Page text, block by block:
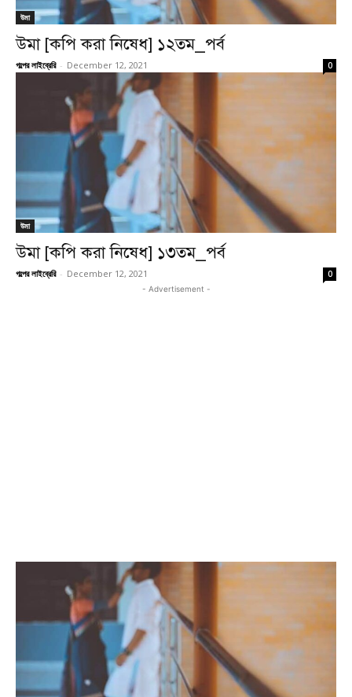
উমা
উমা [কপি করা নিষেধ] ১২তম_পর্ব
গল্পের লাইব্রেরি - December 12, 2021 0
উমা
উমা [কপি করা নিষেধ] ১৩তম_পর্ব
গল্পের লাইব্রেরি - December 12, 2021 0
- Advertisement -